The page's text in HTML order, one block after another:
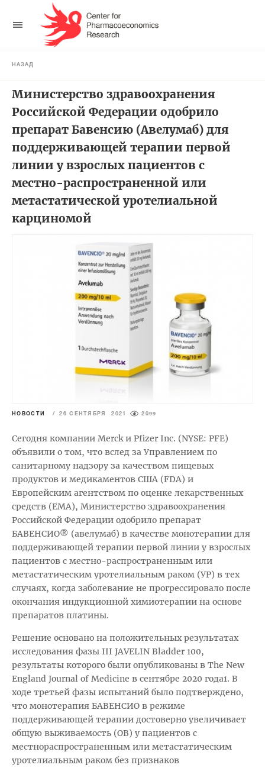
НАЗАД
Министерство здравоохранения
Российской Федерации одобрило
препарат Бавенсию (Авелумаб) для
поддерживающей терапии первой
линии у взрослых пациентов с
местно-распространенной или
метастатической уротелиальной
карциномой
НОВОСТИ / 26 СЕНТЯБРЯ 2021 2099
Сегодня компании Merck и Pfizer Inc. (NYSE: PFE)
объявили о том, что вслед за Управлением по
санитарному надзору за качеством пищевых
продуктов и медикаментов США (FDA) и
Европейским агентством по оценке лекарственных
средств (EMA), Министерство здравоохранения
Российской Федерации одобрило препарат
БАВЕНСИО® (авелумаб) в качестве монотерапии для
поддерживающей терапии первой линии у взрослых
пациентов с местно-распространенным или
метастатическим уротелиальным раком (УР) в тех
случаях, когда заболевание не прогрессировало после
окончания индукционной химиотерапии на основе
препаратов платины.
Решение основано на положительных результатах
исследования фазы III JAVELIN Bladder 100,
результаты которого были опубликованы в The New
England Journal of Medicine в сентябре 2020 года1. В
ходе третьей фазы испытаний было подтверждено,
что монотерапия БАВЕНСИО в режиме
поддерживающей терапии достоверно увеличивает
общую выживаемость (ОВ) у пациентов с
местнораспространенным или метастатическим
уротелиальным раком без признаков